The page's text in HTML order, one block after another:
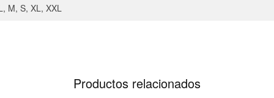
M, S, XL, XXL
Productos relacionados